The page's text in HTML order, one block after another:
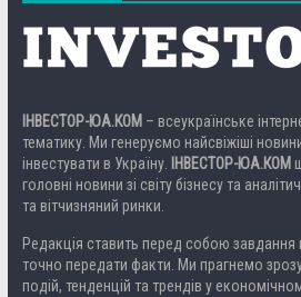
ІНВЕСТОР-ЮА.КОМ – всеукраїнське
тематику. Ми генеруємо найсвіжіші
інвестувати в Україну.
ІНВЕСТОР-ЮА.КОМ
головні новини зі світу бізнесу та
та вітчизняний ринки.
Редакція ставить перед собою завдання
точно передати факти. Ми прагнемо
подій, тенденцій та трендів у